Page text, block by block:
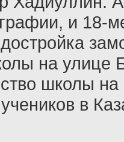
и 18-
на улице
школы
в